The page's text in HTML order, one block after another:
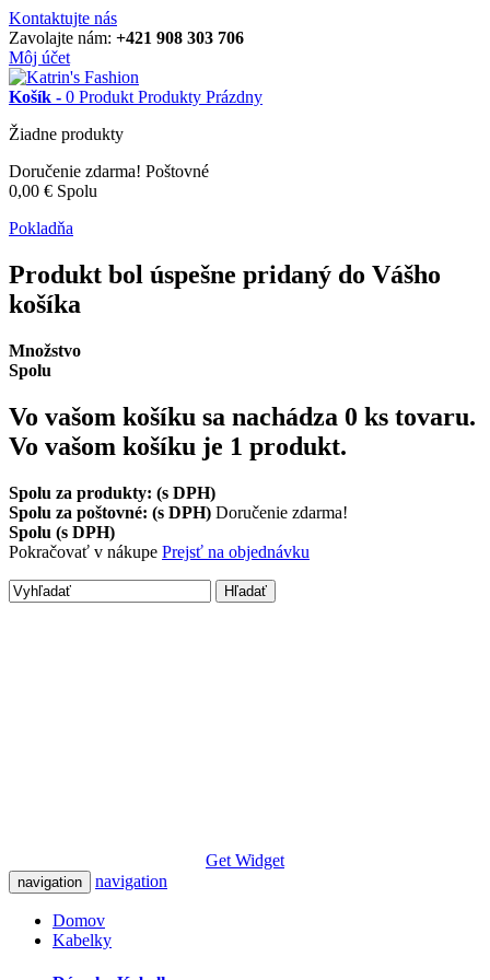
Kontaktujte nás
Zavolajte nám: +421 908 303 706
Môj účet
Košík - 0 Produkt Produkty Prázdny
Žiadne produkty
Doručenie zdarma! Poštovné
0,00 € Spolu
Pokladňa
Produkt bol úspešne pridaný do Vášho
košíka
Množstvo
Spolu
Vo vašom košíku sa nachádza 0 ks tovaru.
Vo vašom košíku je 1 produkt.
Spolu za produkty: (s DPH)
Spolu za poštovné: (s DPH) Doručenie zdarma!
Spolu (s DPH)
Pokračovať v nákupe Prejsť na objednávku
Hľadať
Get Widget
navigation navigation
Domov
Kabelky